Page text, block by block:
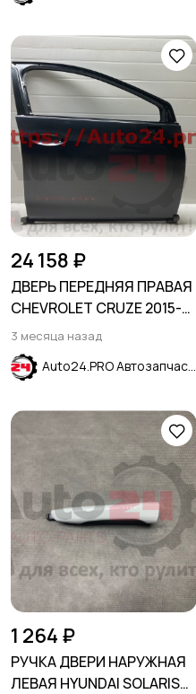
24 158 ₽
ДВЕРЬ ПЕРЕДНЯЯ ПРАВАЯ
CHEVROLET CRUZE 2015-
2024
3 месяца назад
Auto24.PRO Автозапчасти
1 264 ₽
РУЧКА ДВЕРИ НАРУЖНАЯ
ЛЕВАЯ HYUNDAI SOLARIS